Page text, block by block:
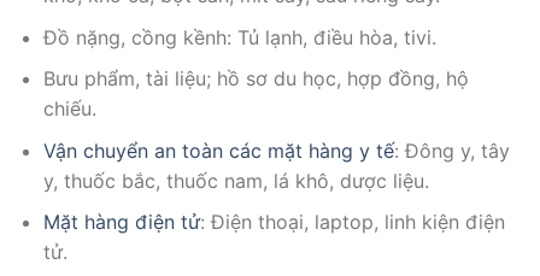
Đồ nặng, cồng kềnh: Tủ lạnh, điều hòa, tivi.
Bưu phẩm, tài liệu; hồ sơ du học, hợp đồng, hộ
chiếu.
Vận chuyển an toàn các mặt hàng y tế: Đông y, tây
y, thuốc bắc, thuốc nam, lá khô, dược liệu.
Mặt hàng điện tử: Điện thoại, laptop, linh kiện điện
tử.